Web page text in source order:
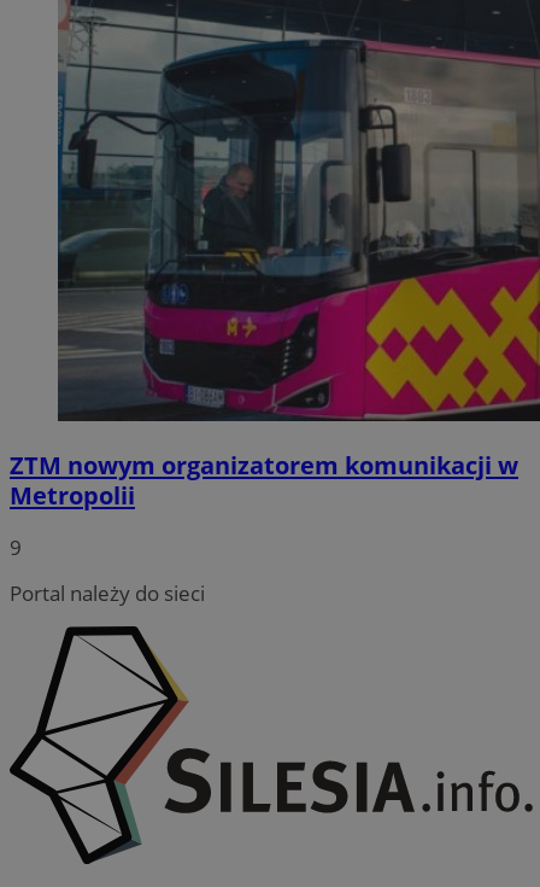
ZTM nowym organizatorem komunikacji w
Metropolii
9
Portal należy do sieci